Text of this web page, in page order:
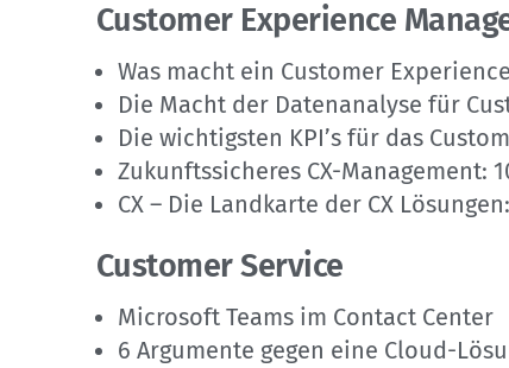
Customer Experience
Was macht ein Customer
Die Macht der Datenanalyse für
Die wichtigsten KPI’s für das
Zukunftssicheres CX-Management:
CX – Die Landkarte der CX
Customer Service
Microsoft Teams im Contact Center
6 Argumente gegen eine Cloud-